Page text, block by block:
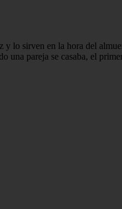
y lo sirven en la hora del
pareja se casaba, el